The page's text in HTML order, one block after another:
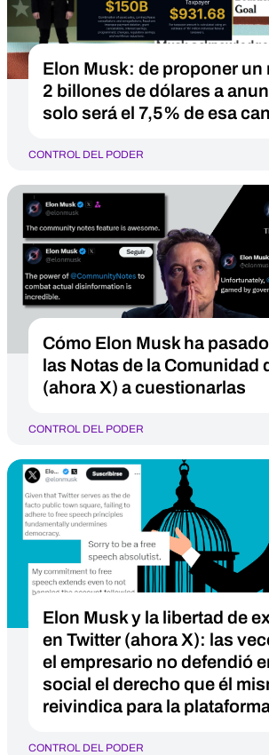
Elon Musk: de proponer un
2 billones de dólares a
solo será el 7,5% de esa
CONTROL DEL PODER
Cómo Elon Musk ha
las Notas de la Comunidad
(ahora X) a cuestionarlas
CONTROL DEL PODER
Elon Musk y la libertad de
en Twitter (ahora X): las
el empresario no defendió
social el derecho que él
reivindica para la
CONTROL DEL PODER